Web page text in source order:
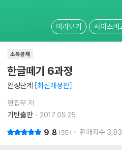
미리보기 사이즈비
소득공제
한글떼기 6과정
완성단계 최신개정판
편집부 저
기탄출판
2017.05.25.
9.8 55 판매지수